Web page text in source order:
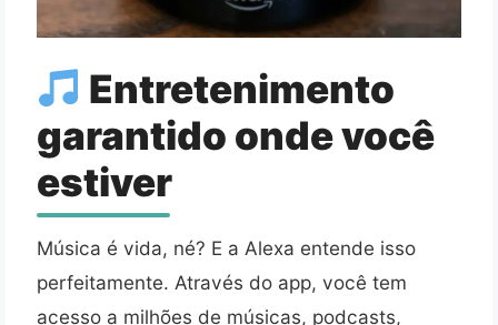
Entretenimento
garantido onde você
estiver
Música é vida, né? E a Alexa entende isso
perfeitamente. Através do app, você tem
acesso a milhões de músicas, podcasts,